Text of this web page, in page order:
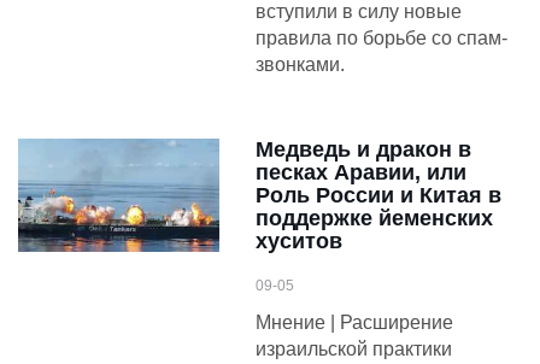
вступили в силу новые
правила по борьбе со спам-
звонками.
Медведь и дракон в
песках Аравии, или
Роль России и Китая в
поддержке йеменских
хуситов
09-05
Мнение | Расширение
израильской практики